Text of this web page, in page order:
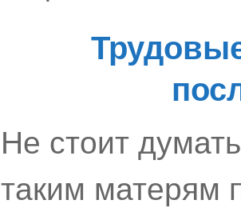
Не стоит
таким матерям